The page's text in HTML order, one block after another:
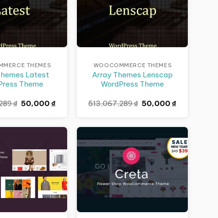
THEMES
Latest
Theme
₫ Giá
gốc
513,067,289 ₫.
50,000 ₫
là:
50,000 ₫.
WOOCOMMERCE THEMES
Array Themes Lenscap
WordPress Theme
513,067,289₫ Giá
gốc
513,067,289 ₫.
50,000 ₫
là:
50,000 ₫.